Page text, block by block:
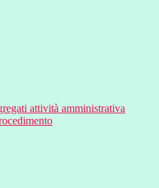
attività amministrativa